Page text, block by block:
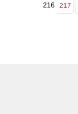
216 217